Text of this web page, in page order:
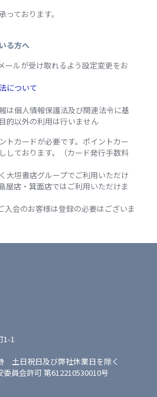
ております。
る方へ
ールが受け取れるよう設定変更をお
について
は個人情報保護法及び関連法令に基
的以外の利用は行いません
トカードが必要です。ポイントカー
しております。（カード発行手数料
大垣書店グループでご利用いただけ
屋店・箕面店ではご利用いただけま
会のお客様は登録の必要はございま
1-1
土日祝日及び弊社休業日を除く
員会許可 第612210530010号